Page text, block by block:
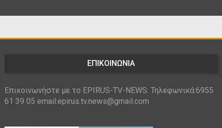
ΕΠΙΚΟΙΝΩΝΙΑ
Επικοινωνήστε με το EPIRUS-TV-NEWS: Τηλεφωνικά:6955
61 39 05 email:epirus.tv.news@gmail.com